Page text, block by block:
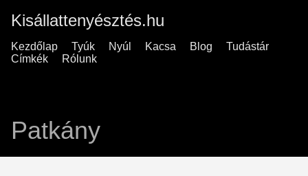
Kisállattenyésztés.hu
Kezdőlap Tyúk Nyúl Kacsa Blog
Tudástár
Címkék
Rólunk
Patkány